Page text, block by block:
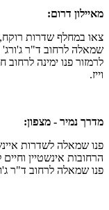
מאיילון דרום:
צאו במחלף שדרות
שמאלה לרחוב ד"ר ג'ורג'
לרמזור פנו ימינה לרחוב
וייז.
מדרך נמיר - מצפון:
פנו שמאלה לשדרות
הרחובות אינשטיין
פנו שמאלה לרחוב ד"ר